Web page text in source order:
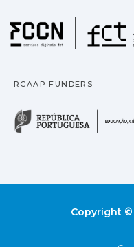
RCAAP FUNDERS
Copyright